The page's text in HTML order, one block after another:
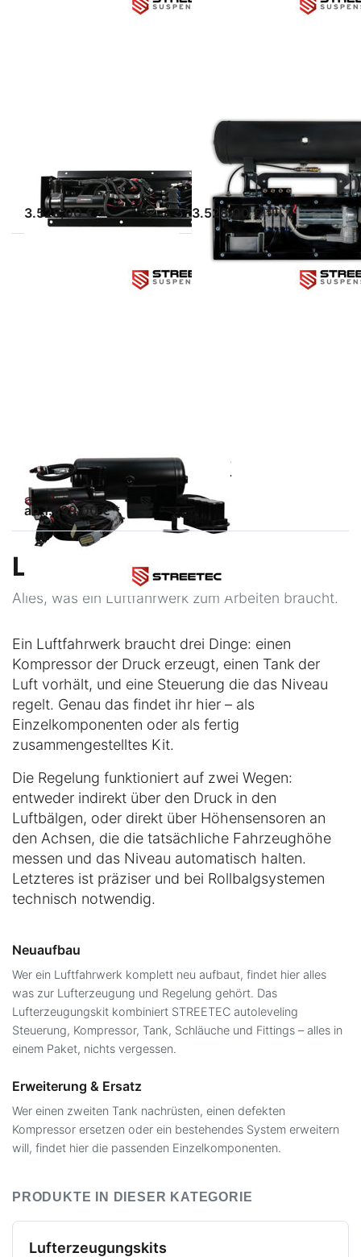
MODUL KIT
sofort lieferbar
3.528,00 € *
STREETEC
AUTOLEVELING
BOX
sofort lieferbar
3.528,00 € *
LUFTERZEUGUNGSKIT
sofort lieferbar
ab 1.899,00 € *
Lufterzeugung
Alles, was ein Luftfahrwerk zum Arbeiten braucht.
Ein Luftfahrwerk braucht drei Dinge: einen
Kompressor der Druck erzeugt, einen Tank der
Luft vorhält, und eine Steuerung die das Niveau
regelt. Genau das findet ihr hier – als
Einzelkomponenten oder als fertig
zusammengestelltes Kit.
Die Regelung funktioniert auf zwei Wegen:
entweder indirekt über den Druck in den
Luftbälgen, oder direkt über Höhensensoren an
den Achsen, die die tatsächliche Fahrzeughöhe
messen und das Niveau automatisch halten.
Letzteres ist präziser und bei Rollbalgsystemen
technisch notwendig.
Neuaufbau
Wer ein Luftfahrwerk komplett neu aufbaut, findet hier alles
was zur Lufterzeugung und Regelung gehört. Das
Lufterzeugungskit kombiniert STREETEC autoleveling
Steuerung, Kompressor, Tank, Schläuche und Fittings – alles in
einem Paket, nichts vergessen.
Erweiterung & Ersatz
Wer einen zweiten Tank nachrüsten, einen defekten
Kompressor ersetzen oder ein bestehendes System erweitern
will, findet hier die passenden Einzelkomponenten.
PRODUKTE IN DIESER KATEGORIE
Lufterzeugungskits